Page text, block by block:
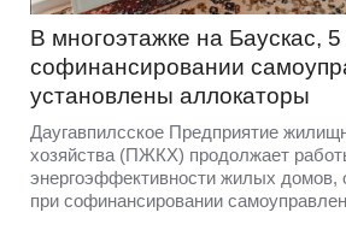
В многоэтажке на Баускас, 5
софинансировании
установлены аллокаторы
Даугавпилсское Предприятие
хозяйства (ПЖКХ) продолжает
энергоэффективности жилых
при софинансировании